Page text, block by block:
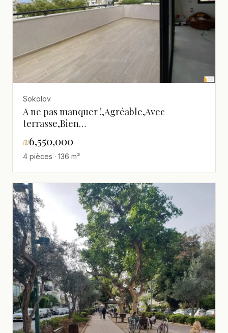
Sokolov
A ne pas manquer !,Agréable,Avec
terrasse,Bien
agencé,Calme,Clair,Magnifique,Neuf,Proche
de la mer,Rénové,spacieux
₪6,550,000
4 pièces · 136 m²